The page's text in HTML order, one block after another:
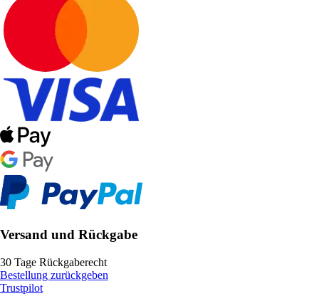
Versand und Rückgabe
30 Tage Rückgaberecht
Bestellung zurückgeben
Trustpilot